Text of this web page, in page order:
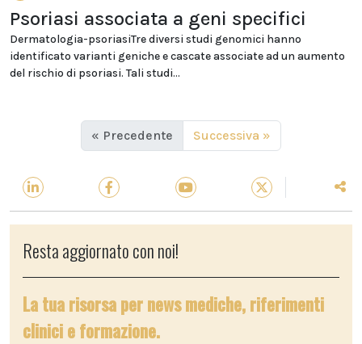
Psoriasi associata a geni specifici
Dermatologia-psoriasiTre diversi studi genomici hanno
identificato varianti geniche e cascate associate ad un aumento
del rischio di psoriasi. Tali studi...
« Precedente Successiva »
Resta aggiornato con noi!
La tua risorsa per news mediche, riferimenti
clinici e formazione.